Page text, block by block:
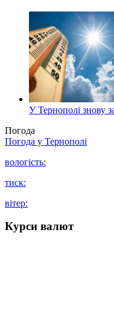
У Тернополі знову
Погода
Погода у Тернополі
вологість:
тиск:
вітер:
Курси валют